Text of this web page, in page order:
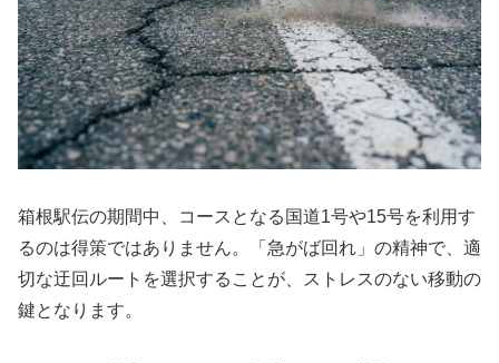
箱根駅伝の期間中、コースとなる国道1号や15号を利用す
るのは得策ではありません。「急がば回れ」の精神で、適
切な迂回ルートを選択することが、ストレスのない移動の
鍵となります。